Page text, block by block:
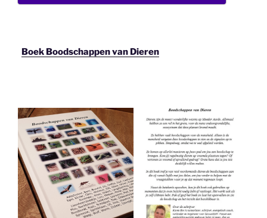
Boek Boodschappen van Dieren